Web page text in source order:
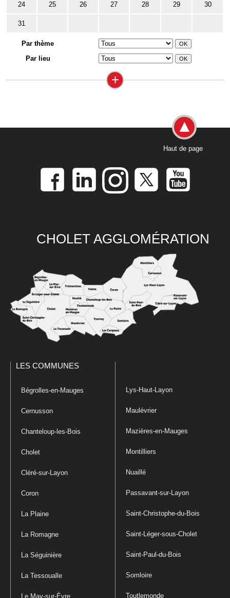
24 25 26 27 28 29 30
31
Par thème
Par lieu
+
Haut de page
CHOLET AGGLOMÉRATION
LES COMMUNES
Bégrolles-en-Mauges
Cernusson
Chanteloup-les-Bois
Cholet
Cléré-sur-Layon
Coron
La Plaine
La Romagne
La Séguinière
La Tessoualle
Le May-sur-Èvre
Lys-Haut-Layon
Maulévrier
Mazières-en-Mauges
Montilliers
Nuaillé
Passavant-sur-Layon
Saint-Christophe-du-Bois
Saint-Léger-sous-Cholet
Saint-Paul-du-Bois
Somloire
Toutlemonde